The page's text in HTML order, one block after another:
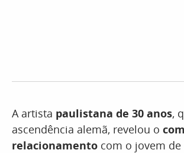
A artista paulistana de 30 anos,
ascendência alemã, revelou o
relacionamento com o jovem de